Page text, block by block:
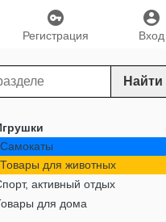
Вход
Регистрация
Найти
Самокаты
Товары для животных
активный отдых
для дома